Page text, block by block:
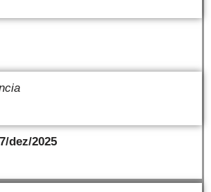
dez/2025